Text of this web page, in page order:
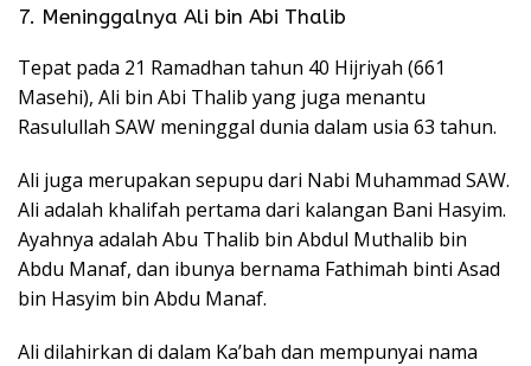
7. Meninggalnya Ali bin Abi Thalib
Tepat pada 21 Ramadhan tahun 40 Hijriyah (661
Masehi), Ali bin Abi Thalib yang juga menantu
Rasulullah SAW meninggal dunia dalam usia 63 tahun.
Ali juga merupakan sepupu dari Nabi Muhammad SAW.
Ali adalah khalifah pertama dari kalangan Bani Hasyim.
Ayahnya adalah Abu Thalib bin Abdul Muthalib bin
Abdu Manaf, dan ibunya bernama Fathimah binti Asad
bin Hasyim bin Abdu Manaf.
Ali dilahirkan di dalam Ka’bah dan mempunyai nama